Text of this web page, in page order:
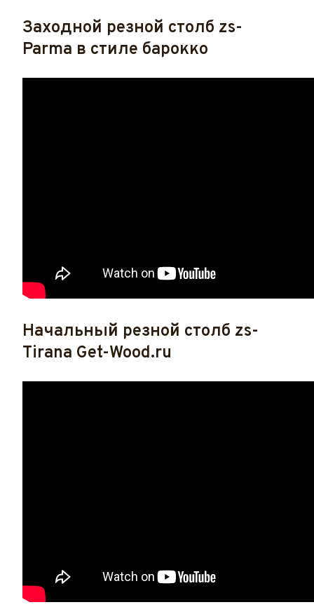
Заходной резной столб zs-
Parma в стиле барокко
Начальный резной столб zs-
Tirana Get-Wood.ru